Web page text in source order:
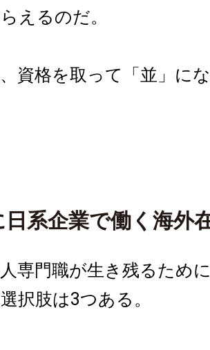
えるのだ。
資格を取って「並」に
系企業で働く海外
専門職が生き残るため
択肢は3つある。